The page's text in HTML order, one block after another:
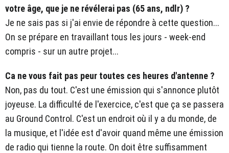
votre âge, que je ne révélerai pas (65 ans, ndlr) ?
Je ne sais pas si j'ai envie de répondre à cette question...
On se prépare en travaillant tous les jours - week-end
compris - sur un autre projet...
Ca ne vous fait pas peur toutes ces heures d'antenne ?
Non, pas du tout. C'est une émission qui s'annonce plutôt
joyeuse. La difficulté de l'exercice, c'est que ça se passera
au Ground Control. C'est un endroit où il y a du monde, de
la musique, et l'idée est d'avoir quand même une émission
de radio qui tienne la route. On doit être suffisamment